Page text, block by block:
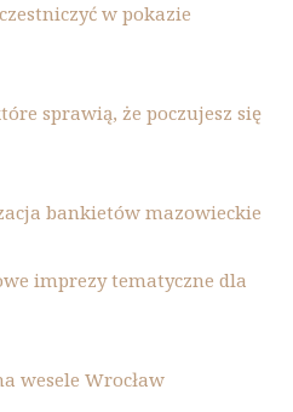
w pokazie
sprawią, że poczujesz się
bankietów mazowieckie
imprezy tematyczne dla
wesele Wrocław